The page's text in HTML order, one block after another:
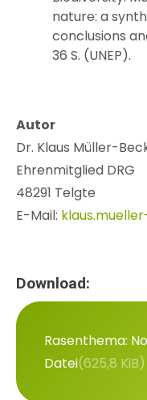
nature: a
conclusions
36 S. (UNEP).
Autor
Dr. Klaus Müller-
Ehrenmitglied DRG
48291 Telgte
E-Mail:
Download:
Rasenthema:
Datei(625,8 KiB)